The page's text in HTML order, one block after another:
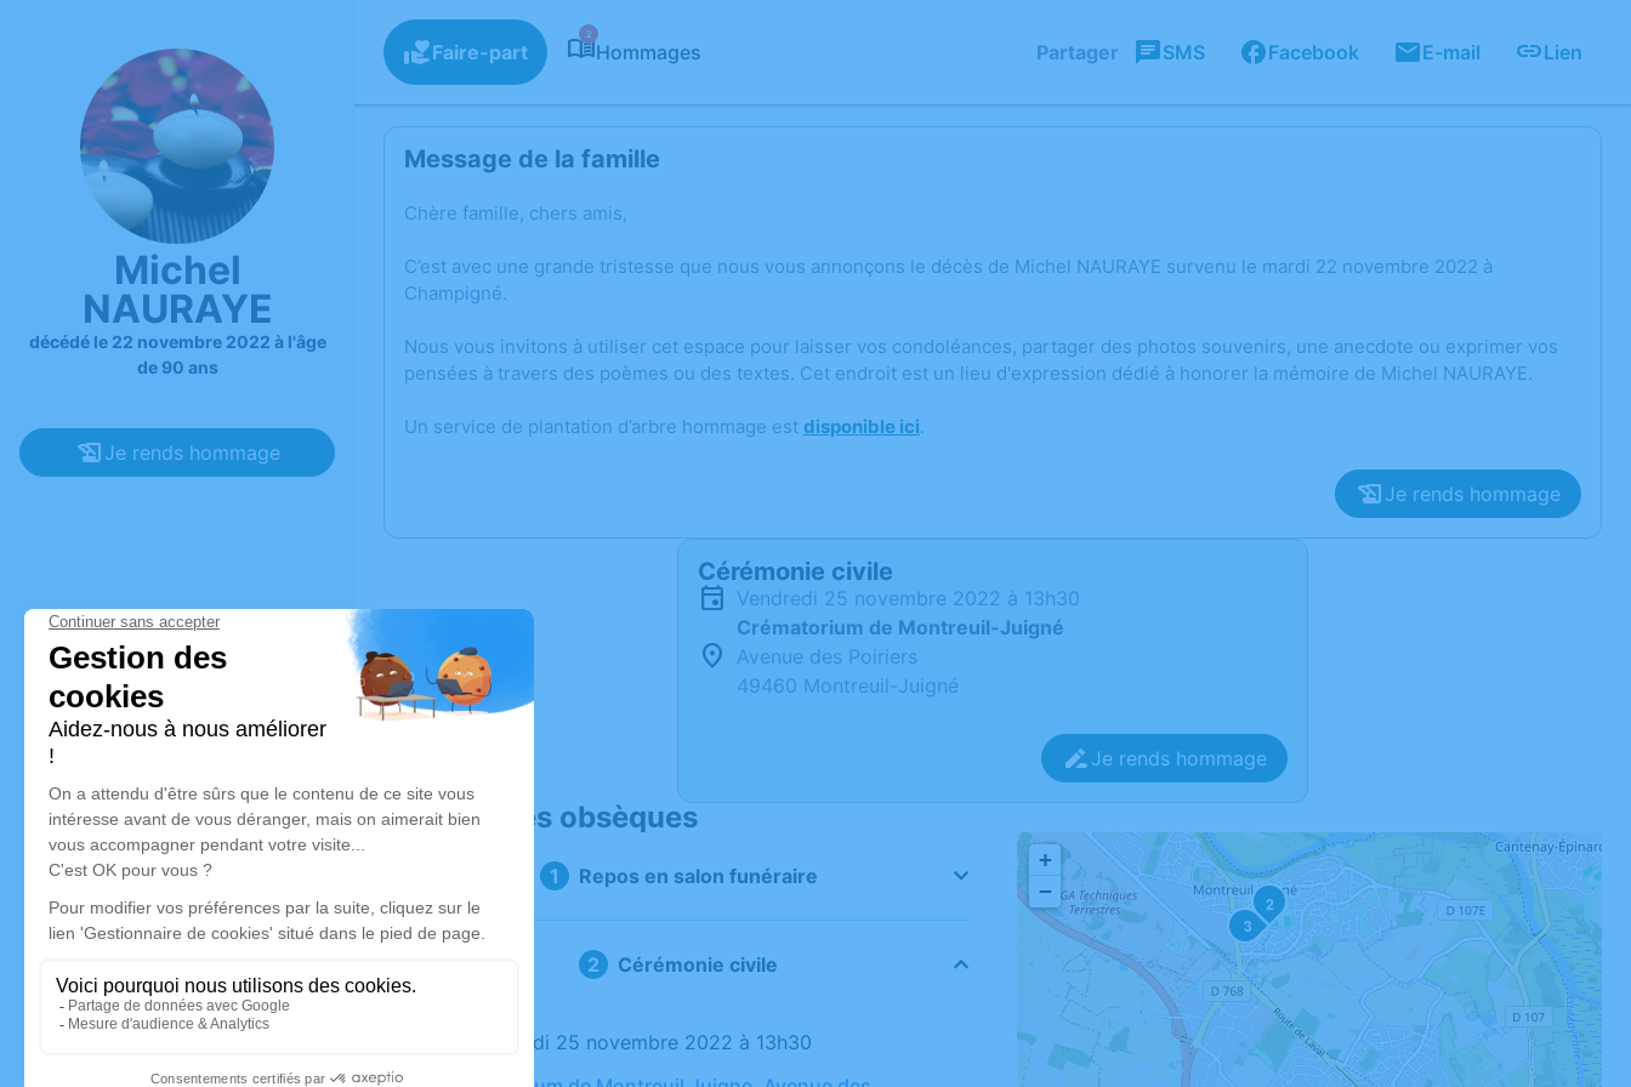
Michel
NAURAYE
décédé le 22 novembre 2022 à l'âge
de 90 ans
Je rends hommage
Faire-part
2
Hommages Partager SMS Facebook E-mail Lien
Message de la famille
Chère famille, chers amis,
C’est avec une grande tristesse que nous vous annonçons le décès de Michel NAURAYE survenu le mardi 22 novembre 2022 à
Champigné.
Nous vous invitons à utiliser cet espace pour laisser vos condoléances, partager des photos souvenirs, une anecdote ou exprimer vos
pensées à travers des poèmes ou des textes. Cet endroit est un lieu d'expression dédié à honorer la mémoire de Michel NAURAYE.
Un service de plantation d’arbre hommage est disponible ici.
Je rends hommage
Cérémonie civile
vendredi 25 novembre 2022 à 13h30
Crématorium de Montreuil-Juigné
Avenue des Poiriers
49460 Montreuil-Juigné
Je rends hommage
Déroulé des obsèques
Repos en salon funéraire
Cérémonie civile
Le vendredi 25 novembre 2022 à 13h30
2
3
+
−